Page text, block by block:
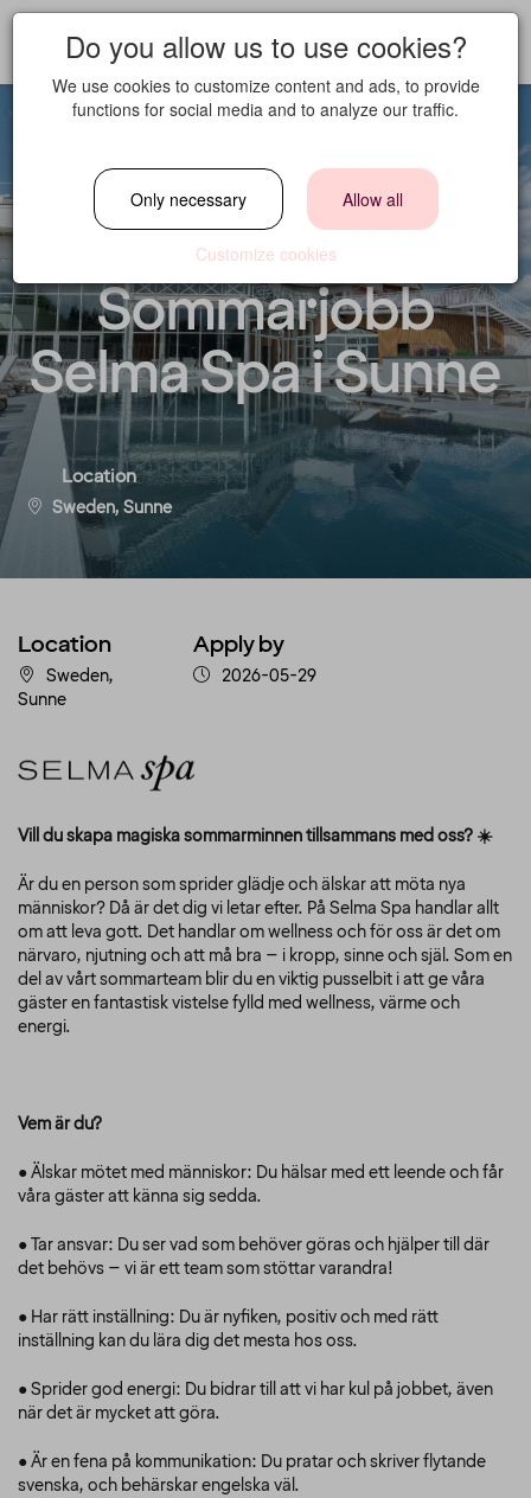
Housekeeping
crew -
Sommarjobb
Selma Spa i Sunne
Location
Sweden, Sunne
Location
Sweden,
Sunne
Apply by
2026-05-29
Vill du skapa magiska sommarminnen tillsammans med oss? ☀️
Är du en person som sprider glädje och älskar att möta nya
människor? Då är det dig vi letar efter. På Selma Spa handlar allt
om att leva gott. Det handlar om wellness och för oss är det om
närvaro, njutning och att må bra – i kropp, sinne och själ. Som en
del av vårt sommarteam blir du en viktig pusselbit i att ge våra
gäster en fantastisk vistelse fylld med wellness, värme och
energi.
Vem är du?
● Älskar mötet med människor: Du hälsar med ett leende och får
våra gäster att känna sig sedda.
● Tar ansvar: Du ser vad som behöver göras och hjälper till där
det behövs – vi är ett team som stöttar varandra!
● Har rätt inställning: Du är nyfiken, positiv och med rätt
inställning kan du lära dig det mesta hos oss.
● Sprider god energi: Du bidrar till att vi har kul på jobbet, även
när det är mycket att göra.
● Är en fena på kommunikation: Du pratar och skriver flytande
svenska, och behärskar engelska väl.
Do you allow us to use cookies?
We use cookies to customize content and ads, to provide
functions for social media and to analyze our traffic.
Only necessary Allow all
Customize cookies